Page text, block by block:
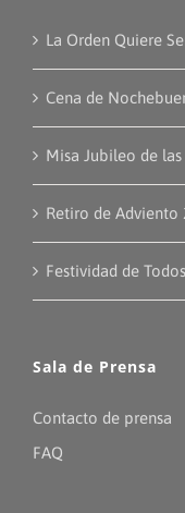
La Orden Quiere
Cena de
Misa Jubileo de las
Retiro de Adviento
Festividad de
Sala de Prensa
Contacto de prensa
FAQ